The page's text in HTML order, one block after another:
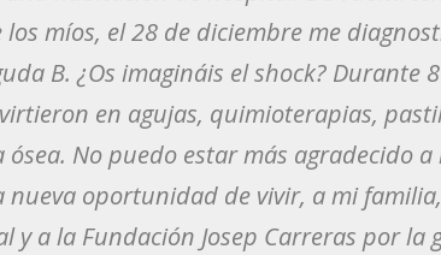
míos, el 28 de diciembre me
B. ¿Os imagináis el shock? Durante
en agujas, quimioterapias,
No puedo estar más agradecido
oportunidad de vivir, a mi
y a la Fundación Josep Carreras por la